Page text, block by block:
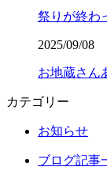
祭りが終わ
2025/09/08
お地蔵さん
カテゴリー
お知らせ
ブログ記事